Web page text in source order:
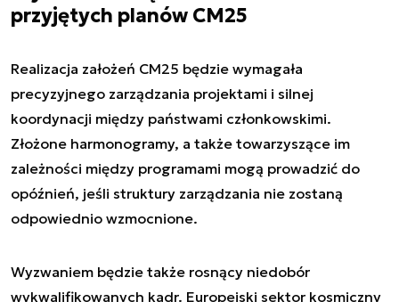
przyjętych planów CM25
Realizacja założeń CM25 będzie wymagała
precyzyjnego zarządzania projektami i silnej
koordynacji między państwami członkowskimi.
Złożone harmonogramy, a także towarzyszące im
zależności między programami mogą prowadzić do
opóźnień, jeśli struktury zarządzania nie zostaną
odpowiednio wzmocnione.
Wyzwaniem będzie także rosnący niedobór
wykwalifikowanych kadr. Europejski sektor kosmiczny